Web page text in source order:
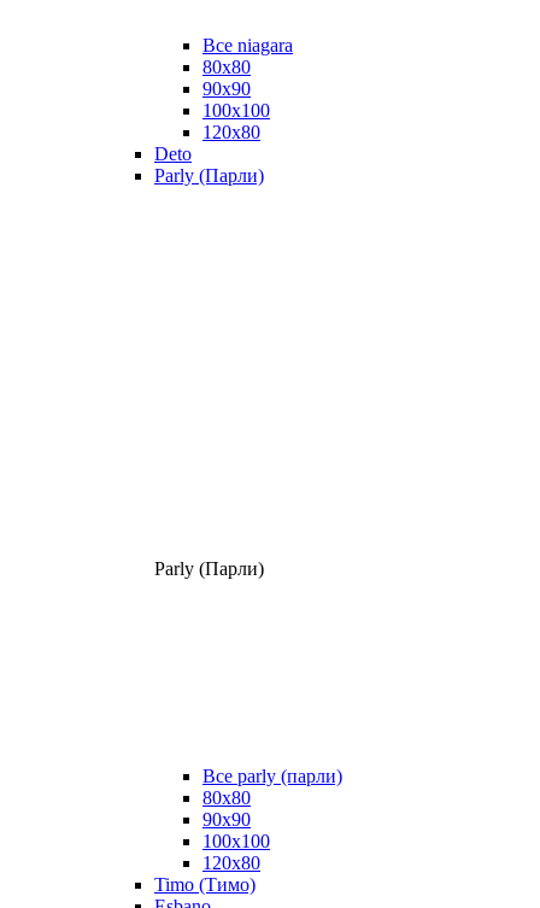
Все niagara
80x80
90x90
100x100
120x80
Deto
Parly (Парли)
Parly (Парли)
Все parly (парли)
80x80
90x90
100x100
120x80
Timo (Тимо)